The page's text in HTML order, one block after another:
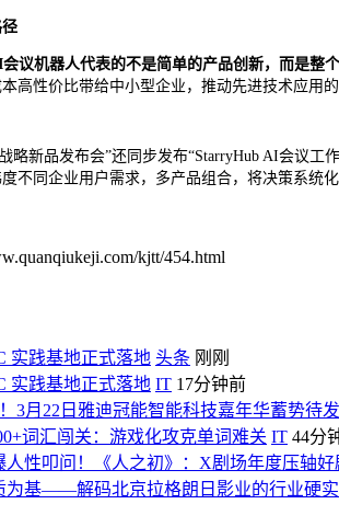
议机器人代表的不是简单的产品创新，而是整
高性价比带给中小型企业，推动先进技术应用的
略新品发布会”还同步发布“StarryHub AI会议工
不同企业用户需求，多产品组合，将决策系统
kjtt/454.html
实践基地正式落地 头条 刚刚
实践基地正式落地 IT 17分钟前
3月22日雅迪冠能智能科技嘉年华蓄势待发
词汇闯关：游戏化攻克单词难关 IT 44分
性叩问！《人之初》：X剧场年度压轴好
为基——解码北京拉格朗日影业的行业硬